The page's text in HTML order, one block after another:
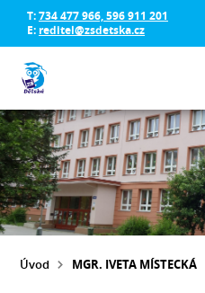
T:734 477 966, 596 911 201
E: reditel@zsdetska.cz
Úvod MGR. IVETA MÍSTECKÁ